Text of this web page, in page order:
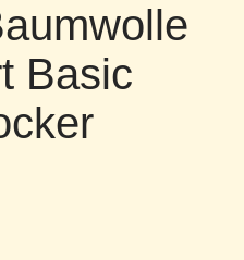
Basic